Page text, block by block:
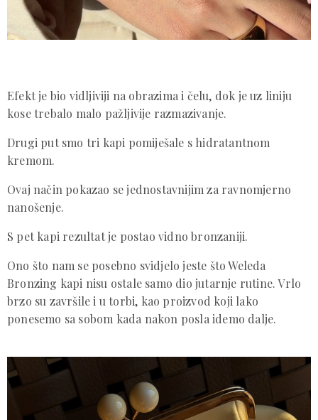
Efekt je bio vidljiviji na obrazima i čelu, dok je uz liniju
kose trebalo malo pažljivije razmazivanje.
Drugi put smo tri kapi pomiješale s hidratantnom
kremom.
Ovaj način pokazao se jednostavnijim za ravnomjerno
nanošenje.
S pet kapi rezultat je postao vidno bronzaniji.
Ono što nam se posebno svidjelo jeste što Weleda
Bronzing kapi nisu ostale samo dio jutarnje rutine. Vrlo
brzo su završile i u torbi, kao proizvod koji lako
ponesemo sa sobom kada nakon posla idemo dalje.